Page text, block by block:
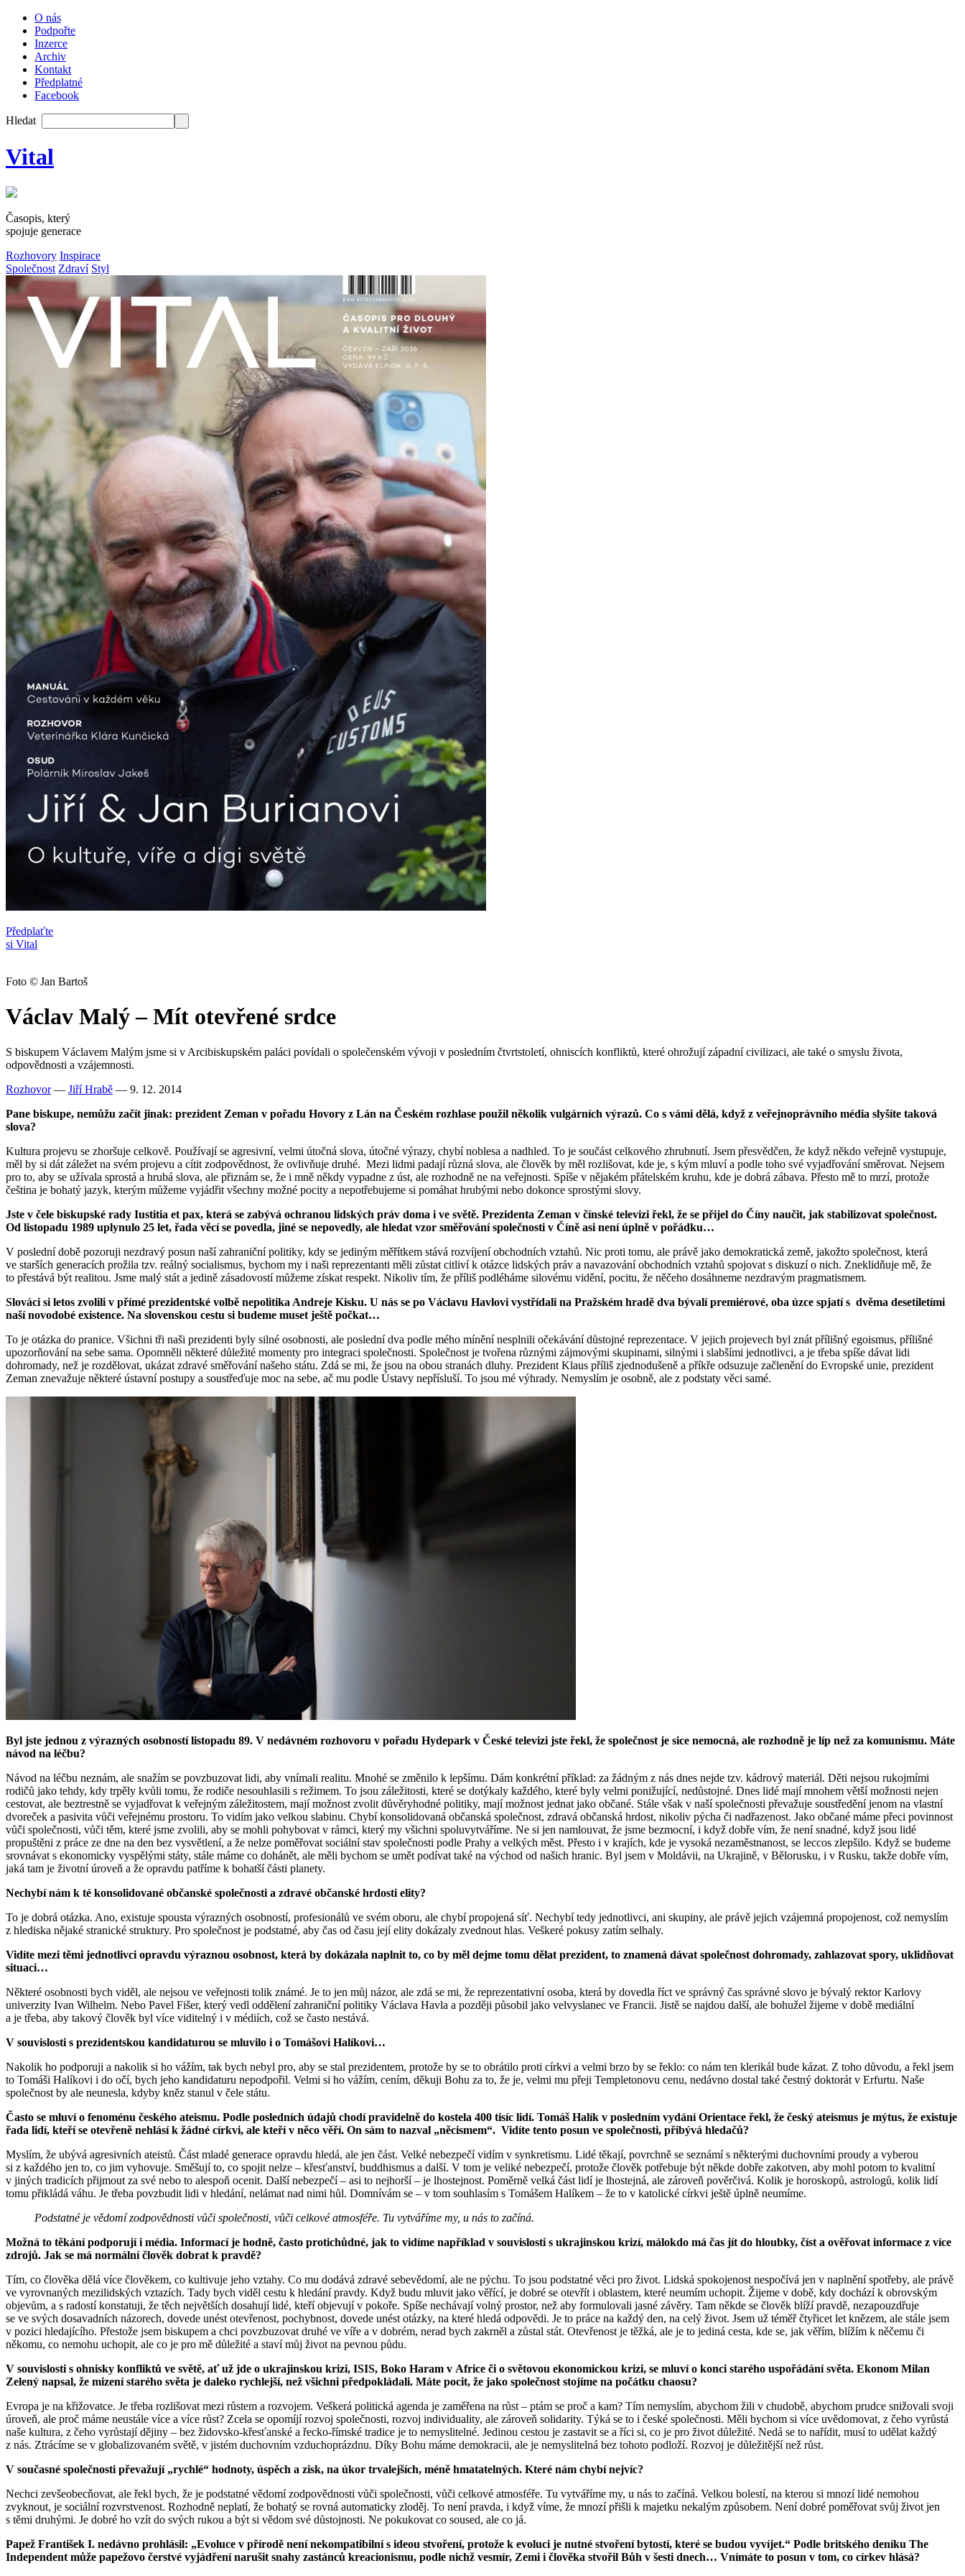
O nás
Podpořte
Inzerce
Archiv
Kontakt
Předplatné
Facebook
Hledat
Vital
Časopis, který
spojuje generace
Rozhovory Inspirace
Společnost Zdraví Styl
Předplaťte
si Vital
Foto © Jan Bartoš
Václav Malý – Mít otevřené srdce
S biskupem Václavem Malým jsme si v Arcibiskupském paláci povídali o společenském vývoji v posledním čtvrtstoletí, ohniscích konfliktů, které ohrožují západní civilizaci, ale také o smyslu života,
odpovědnosti a vzájemnosti.
Rozhovor— Jiří Hrabě — 9. 12. 2014
Pane biskupe, nemůžu začít jinak: prezident Zeman v pořadu Hovory z Lán na Českém rozhlase použil několik vulgárních výrazů. Co s vámi dělá, když z veřejnoprávního média slyšíte taková
slova?
Kultura projevu se zhoršuje celkově. Používají se agresivní, velmi útočná slova, útočné výrazy, chybí noblesa a nadhled. To je součást celkového zhrubnutí. Jsem přesvědčen, že když někdo veřejně vystupuje,
měl by si dát záležet na svém projevu a cítit zodpovědnost, že ovlivňuje druhé. Mezi lidmi padají různá slova, ale člověk by měl rozlišovat, kde je, s kým mluví a podle toho své vyjadřování směrovat. Nejsem
pro to, aby se užívala sprostá a hrubá slova, ale přiznám se, že i mně někdy vypadne z úst, ale rozhodně ne na veřejnosti. Spíše v nějakém přátelském kruhu, kde je dobrá zábava. Přesto mě to mrzí, protože
čeština je bohatý jazyk, kterým můžeme vyjádřit všechny možné pocity a nepotřebujeme si pomáhat hrubými nebo dokonce sprostými slovy.
Jste v čele biskupské rady Iustitia et pax, která se zabývá ochranou lidských práv doma i ve světě. Prezidenta Zeman v čínské televizi řekl, že se přijel do Číny naučit, jak stabilizovat společnost.
Od listopadu 1989 uplynulo 25 let, řada věcí se povedla, jiné se nepovedly, ale hledat vzor směřování společnosti v Číně asi není úplně v pořádku…
V poslední době pozoruji nezdravý posun naší zahraniční politiky, kdy se jediným měřítkem stává rozvíjení obchodních vztahů. Nic proti tomu, ale právě jako demokratická země, jakožto společnost, která
ve starších generacích prožila tzv. reálný socialismus, bychom my i naši reprezentanti měli zůstat citliví k otázce lidských práv a navazování obchodních vztahů spojovat s diskuzí o nich. Zneklidňuje mě, že
to přestává být realitou. Jsme malý stát a jedině zásadovostí můžeme získat respekt. Nikoliv tím, že příliš podléháme silovému vidění, pocitu, že něčeho dosáhneme nezdravým pragmatismem.
Slováci si letos zvolili v přímé prezidentské volbě nepolitika Andreje Kisku. U nás se po Václavu Havlovi vystřídali na Pražském hradě dva bývalí premiérové, oba úzce spjatí s dvěma desetiletími
naší novodobé existence. Na slovenskou cestu si budeme muset ještě počkat…
To je otázka do pranice. Všichni tři naši prezidenti byly silné osobnosti, ale poslední dva podle mého mínění nesplnili očekávání důstojné reprezentace. V jejich projevech byl znát přílišný egoismus, přílišné
upozorňování na sebe sama. Opomněli některé důležité momenty pro integraci společnosti. Společnost je tvořena různými zájmovými skupinami, silnými i slabšími jednotlivci, a je třeba spíše dávat lidi
dohromady, než je rozdělovat, ukázat zdravé směřování našeho státu. Zdá se mi, že jsou na obou stranách dluhy. Prezident Klaus příliš zjednodušeně a příkře odsuzuje začlenění do Evropské unie, prezident
Zeman znevažuje některé ústavní postupy a soustřeďuje moc na sebe, ač mu podle Ústavy nepřísluší. To jsou mé výhrady. Nemyslím je osobně, ale z podstaty věci samé.
Byl jste jednou z výrazných osobností listopadu 89. V nedávném rozhovoru v pořadu Hydepark v České televizi jste řekl, že společnost je sice nemocná, ale rozhodně je líp než za komunismu. Máte
návod na léčbu?
Návod na léčbu neznám, ale snažím se povzbuzovat lidi, aby vnímali realitu. Mnohé se změnilo k lepšímu. Dám konkrétní příklad: za žádným z nás dnes nejde tzv. kádrový materiál. Děti nejsou rukojmími
rodičů jako tehdy, kdy trpěly kvůli tomu, že rodiče nesouhlasili s režimem. To jsou záležitosti, které se dotýkaly každého, které byly velmi ponižující, nedůstojné. Dnes lidé mají mnohem větší možnosti nejen
cestovat, ale beztrestně se vyjadřovat k veřejným záležitostem, mají možnost zvolit důvěryhodné politiky, mají možnost jednat jako občané. Stále však v naší společnosti převažuje soustředění jenom na vlastní
dvoreček a pasivita vůči veřejnému prostoru. To vidím jako velkou slabinu. Chybí konsolidovaná občanská společnost, zdravá občanská hrdost, nikoliv pýcha či nadřazenost. Jako občané máme přeci povinnost
vůči společnosti, vůči těm, které jsme zvolili, aby se mohli pohybovat v rámci, který my všichni spoluvytváříme. Ne si jen namlouvat, že jsme bezmocní, i když dobře vím, že není snadné, když jsou lidé
propuštěni z práce ze dne na den bez vysvětlení, a že nelze poměřovat sociální stav společnosti podle Prahy a velkých měst. Přesto i v krajích, kde je vysoká nezaměstnanost, se leccos zlepšilo. Když se budeme
srovnávat s ekonomicky vyspělými státy, stále máme co dohánět, ale měli bychom se umět podívat také na východ od našich hranic. Byl jsem v Moldávii, na Ukrajině, v Bělorusku, i v Rusku, takže dobře vím,
jaká tam je životní úroveň a že opravdu patříme k bohatší části planety.
Nechybí nám k té konsolidované občanské společnosti a zdravé občanské hrdosti elity?
To je dobrá otázka. Ano, existuje spousta výrazných osobností, profesionálů ve svém oboru, ale chybí propojená síť. Nechybí tedy jednotlivci, ani skupiny, ale právě jejich vzájemná propojenost, což nemyslím
z hlediska nějaké stranické struktury. Pro společnost je podstatné, aby čas od času její elity dokázaly zvednout hlas. Veškeré pokusy zatím selhaly.
Vidíte mezi těmi jednotlivci opravdu výraznou osobnost, která by dokázala naplnit to, co by měl dejme tomu dělat prezident, to znamená dávat společnost dohromady, zahlazovat spory, uklidňovat
situaci…
Některé osobnosti bych viděl, ale nejsou ve veřejnosti tolik známé. Je to jen můj názor, ale zdá se mi, že reprezentativní osoba, která by dovedla říct ve správný čas správné slovo je bývalý rektor Karlovy
univerzity Ivan Wilhelm. Nebo Pavel Fišer, který vedl oddělení zahraniční politiky Václava Havla a později působil jako velvyslanec ve Francii. Jistě se najdou další, ale bohužel žijeme v době mediální
a je třeba, aby takový člověk byl více viditelný i v médiích, což se často nestává.
V souvislosti s prezidentskou kandidaturou se mluvilo i o Tomášovi Halíkovi…
Nakolik ho podporuji a nakolik si ho vážím, tak bych nebyl pro, aby se stal prezidentem, protože by se to obrátilo proti církvi a velmi brzo by se řeklo: co nám ten klerikál bude kázat. Z toho důvodu, a řekl jsem
to Tomáši Halíkovi i do očí, bych jeho kandidaturu nepodpořil. Velmi si ho vážím, cením, děkuji Bohu za to, že je, velmi mu přeji Templetonovu cenu, nedávno dostal také čestný doktorát v Erfurtu. Naše
společnost by ale neunesla, kdyby kněz stanul v čele státu.
Často se mluví o fenoménu českého ateismu. Podle posledních údajů chodí pravidelně do kostela 400 tisíc lidí. Tomáš Halík v posledním vydání Orientace řekl, že český ateismus je mýtus, že existuje
řada lidí, kteří se otevřeně nehlásí k žádné církvi, ale kteří v něco věří. On sám to nazval „něcismem“. Vidíte tento posun ve společnosti, přibývá hledačů?
Myslím, že ubývá agresivních ateistů. Část mladé generace opravdu hledá, ale jen část. Velké nebezpečí vidím v synkretismu. Lidé těkají, povrchně se seznámí s některými duchovními proudy a vyberou
si z každého jen to, co jim vyhovuje. Směšují to, co spojit nelze – křesťanství, buddhismus a další. V tom je veliké nebezpečí, protože člověk potřebuje být někde dobře zakotven, aby mohl potom to kvalitní
v jiných tradicích přijmout za své nebo to alespoň ocenit. Další nebezpečí – asi to nejhorší – je lhostejnost. Poměrně velká část lidí je lhostejná, ale zároveň pověrčivá. Kolik je horoskopů, astrologů, kolik lidí
tomu přikládá váhu. Je třeba povzbudit lidi v hledání, nelámat nad nimi hůl. Domnívám se – v tom souhlasím s Tomášem Halíkem – že to v katolické církvi ještě úplně neumíme.
Podstatné je vědomí zodpovědnosti vůči společnosti, vůči celkové atmosféře. Tu vytváříme my, u nás to začíná.
Možná to těkání podporují i média. Informací je hodně, často protichůdné, jak to vidíme například v souvislosti s ukrajinskou krizí, málokdo má čas jít do hloubky, číst a ověřovat informace z více
zdrojů. Jak se má normální člověk dobrat k pravdě?
Tím, co člověka dělá více člověkem, co kultivuje jeho vztahy. Co mu dodává zdravé sebevědomí, ale ne pýchu. To jsou podstatné věci pro život. Lidská spokojenost nespočívá jen v naplnění spotřeby, ale právě
ve vyrovnaných mezilidských vztazích. Tady bych viděl cestu k hledání pravdy. Když budu mluvit jako věřící, je dobré se otevřít i oblastem, které neumím uchopit. Žijeme v době, kdy dochází k obrovským
objevům, a s radostí konstatuji, že těch největších dosahují lidé, kteří objevují v pokoře. Spíše nechávají volný prostor, než aby formulovali jasné závěry. Tam někde se člověk blíží pravdě, nezapouzdřuje
se ve svých dosavadních názorech, dovede unést otevřenost, pochybnost, dovede unést otázky, na které hledá odpovědi. Je to práce na každý den, na celý život. Jsem už téměř čtyřicet let knězem, ale stále jsem
v pozici hledajícího. Přestože jsem biskupem a chci povzbuzovat druhé ve víře a v dobrém, nerad bych zakrněl a zůstal stát. Otevřenost je těžká, ale je to jediná cesta, kde se, jak věřím, blížím k něčemu či
někomu, co nemohu uchopit, ale co je pro mě důležité a staví můj život na pevnou půdu.
V souvislosti s ohnisky konfliktů ve světě, ať už jde o ukrajinskou krizi, ISIS, Boko Haram v Africe či o světovou ekonomickou krizi, se mluví o konci starého uspořádání světa. Ekonom Milan
Zelený napsal, že mizení starého světa je daleko rychlejší, než všichni předpokládali. Máte pocit, že jako společnost stojíme na počátku chaosu?
Evropa je na křižovatce. Je třeba rozlišovat mezi růstem a rozvojem. Veškerá politická agenda je zaměřena na růst – ptám se proč a kam? Tím nemyslím, abychom žili v chudobě, abychom prudce snižovali svoji
úroveň, ale proč máme neustále více a více růst? Zcela se opomíjí rozvoj společnosti, rozvoj individuality, ale zároveň solidarity. Týká se to i české společnosti. Měli bychom si více uvědomovat, z čeho vyrůstá
naše kultura, z čeho vyrůstají dějiny – bez židovsko-křesťanské a řecko-římské tradice je to nemyslitelné. Jedinou cestou je zastavit se a říci si, co je pro život důležité. Nedá se to nařídit, musí to udělat každý
z nás. Ztrácíme se v globalizovaném světě, v jistém duchovním vzduchoprázdnu. Díky Bohu máme demokracii, ale je nemyslitelná bez tohoto podloží. Rozvoj je důležitější než růst.
V současné společnosti převažují „rychlé“ hodnoty, úspěch a zisk, na úkor trvalejších, méně hmatatelných. Které nám chybí nejvíc?
Nechci zevšeobecňovat, ale řekl bych, že je podstatné vědomí zodpovědnosti vůči společnosti, vůči celkové atmosféře. Tu vytváříme my, u nás to začíná. Velkou bolestí, na kterou si mnozí lidé nemohou
zvyknout, je sociální rozvrstvenost. Rozhodně neplatí, že bohatý se rovná automaticky zloděj. To není pravda, i když víme, že mnozí přišli k majetku nekalým způsobem. Není dobré poměřovat svůj život jen
s těmi druhými. Je dobré ho vzít do svých rukou a být si vědom své důstojnosti. Ne pokukovat co soused, ale co já.
Papež František I. nedávno prohlásil: „Evoluce v přírodě není nekompatibilní s ideou stvoření, protože k evoluci je nutné stvoření bytostí, které se budou vyvíjet.“ Podle britského deníku The
Independent může papežovo čerstvé vyjádření narušit snahy zastánců kreacionismu, podle nichž vesmír, Zemi i člověka stvořil Bůh v šesti dnech… Vnímáte to posun v tom, co církev hlásá?